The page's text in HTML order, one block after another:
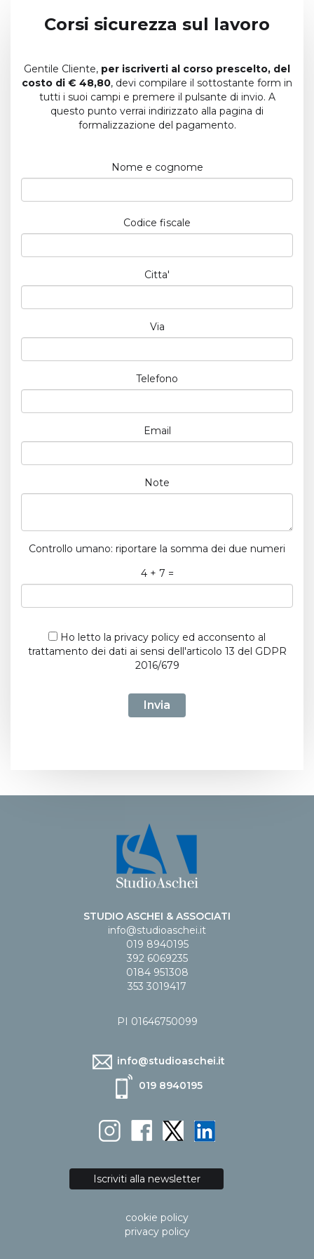
Corsi sicurezza sul lavoro
Gentile Cliente, per iscriverti al corso prescelto, del
costo di € 48,80, devi compilare il sottostante form in
tutti i suoi campi e premere il pulsante di invio. A
questo punto verrai indirizzato alla pagina di
formalizzazione del pagamento.
Nome e cognome
Codice fiscale
Citta'
Via
Telefono
Email
Note
Controllo umano: riportare la somma dei due numeri
4 + 7 =
Ho letto la privacy policy ed acconsento al
trattamento dei dati ai sensi dell'articolo 13 del GDPR
2016/679
Invia
STUDIO ASCHEI & ASSOCIATI
info@studioaschei.it
019 8940195
392 6069235
0184 951308
353 3019417
PI 01646750099
info@studioaschei.it
019 8940195
Iscriviti alla newsletter
cookie policy
privacy policy